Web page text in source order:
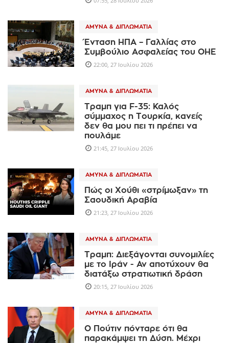
ΆΜΥΝΑ & ΔΙΠΛΩΜΑΤΊΑ
Ένταση ΗΠΑ – Γαλλίας στο
Συμβούλιο Ασφαλείας του ΟΗΕ
22:00, 27 Ιουλίου 2026
ΆΜΥΝΑ & ΔΙΠΛΩΜΑΤΊΑ
Τραμπ για F-35: Καλός
σύμμαχος η Τουρκία, κανείς
δεν θα μου πει τι πρέπει να
πουλάμε
21:45, 27 Ιουλίου 2026
ΆΜΥΝΑ & ΔΙΠΛΩΜΑΤΊΑ
Πώς οι Χούθι «στρίμωξαν» τη
Σαουδική Αραβία
21:23, 27 Ιουλίου 2026
ΆΜΥΝΑ & ΔΙΠΛΩΜΑΤΊΑ
Τραμπ: Διεξάγονται συνομιλίες
με το Ιράν - Αν αποτύχoυν θα
διατάξω στρατιωτική δράση
20:15, 27 Ιουλίου 2026
ΆΜΥΝΑ & ΔΙΠΛΩΜΑΤΊΑ
Ο Πούτιν πόνταρε ότι θα
παρακάμψει τη Δύση. Μέχρι